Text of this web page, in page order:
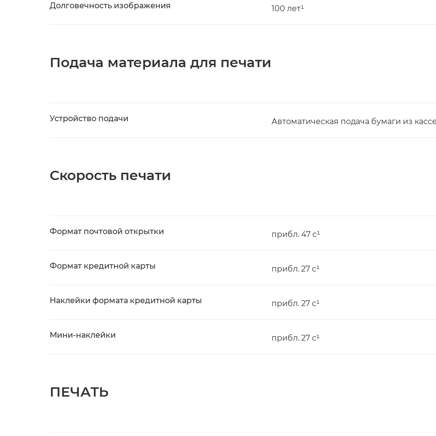
Долговечность изображения 100 лет¹
Подача материала для печати
Устройство подачи Автоматическая подача бумаги из
Скорость печати
Формат почтовой открытки прибл. 47 с¹
Формат кредитной карты прибл. 27 с¹
Наклейки формата кредитной карты прибл. 27 с¹
Мини-наклейки прибл. 27 с¹
ПЕЧАТЬ